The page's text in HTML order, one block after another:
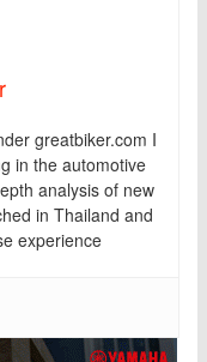
greatbiker.com I
in the automotive
analysis of new
in Thailand and
experience